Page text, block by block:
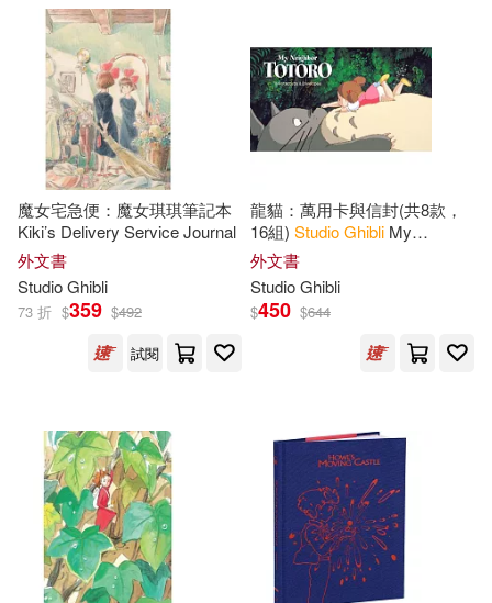
魔女宅急便：魔女琪琪筆記本
Kiki’s Delivery Service Journal
外文書
StudioGhibli
73 折 $359 $492
試閱
龍貓：萬用卡與信封(共8款，
16組) StudioGhibli My
Neighbor Totoro Notecards
外文書
StudioGhibli
$450 $644